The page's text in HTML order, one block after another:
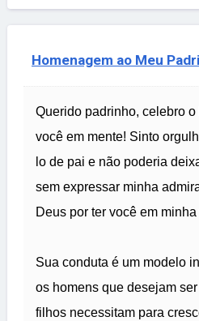
Homenagem ao Meu
Querido padrinho, celebro
você em mente! Sinto
lo de pai e não poderia
sem expressar minha
Deus por ter você em minha
Sua conduta é um modelo
os homens que desejam
filhos necessitam para